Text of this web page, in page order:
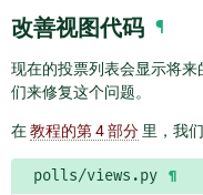
改善视图代码 ¶
现在的投票列表会显示将来
们来修复这个问题。
在教程的第 4 部分 里，我
polls/views.py ¶